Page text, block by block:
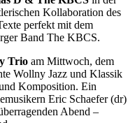
Kollaboration des
perfekt mit dem
Band The KBCS.
Trio am Mittwoch, dem
Wollny Jazz und Klassik
Komposition. Ein
Eric Schaefer (dr)
Abend –